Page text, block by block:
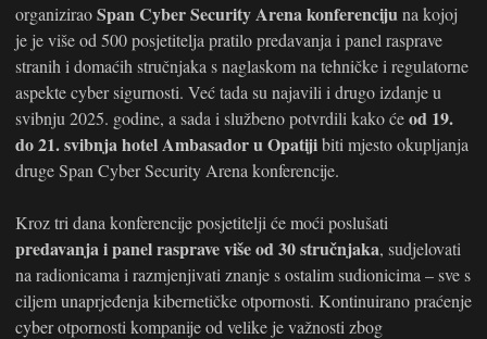
organiziraoSpan Cyber Security Arena konferencijuna kojoj
je je više od 500 posjetitelja pratilo predavanja i panel rasprave
stranih i domaćih stručnjaka s naglaskom na tehničke i regulatorne
aspekte cyber sigurnosti. Već tada su najavili i drugo izdanje u
svibnju 2025. godine, a sada i službeno potvrdili kako ćeod 19.
do 21. svibnja hotel Ambasador u Opatijibiti mjesto okupljanja
druge Span Cyber Security Arena konferencije.
Kroz tri dana konferencije posjetitelji će moći poslušati
predavanja i panel rasprave više od 30 stručnjaka, sudjelovati
na radionicama i razmjenjivati znanje s ostalim sudionicima – sve s
ciljem unaprjeđenja kibernetičke otpornosti. Kontinuirano praćenje
cyber otpornosti kompanije od velike je važnosti zbog